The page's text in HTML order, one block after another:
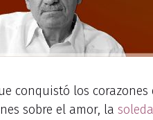
conquistó los
sobre el amor, la